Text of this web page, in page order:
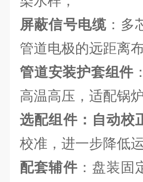
屏蔽信号电缆 ：
管道电极的远距离
管道安装护套组件
高温高压，适配锅
选配组件：自动校
校准，进一步降低
配套辅件：盘装固